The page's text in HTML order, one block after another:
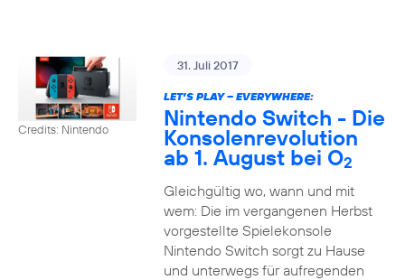
Credits: Nintendo
31. Juli 2017
LET’S PLAY – EVERYWHERE:
Nintendo Switch - Die
Konsolenrevolution
ab 1. August bei O2
Gleichgültig wo, wann und mit
wem: Die im vergangenen Herbst
vorgestellte Spielekonsole
Nintendo Switch sorgt zu Hause
und unterwegs für aufregenden